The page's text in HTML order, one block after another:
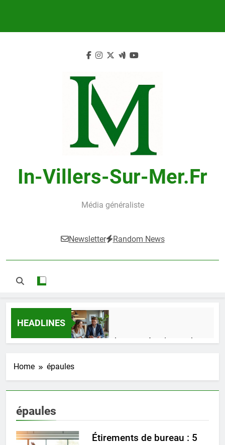
In-Villers-Sur-Mer.fr
Média généraliste
Newsletter Random News
HEADLINES
Guide complet pour réussir un achat
2 Semaines Ago
Home épaules
épaules
Étirements de bureau : 5